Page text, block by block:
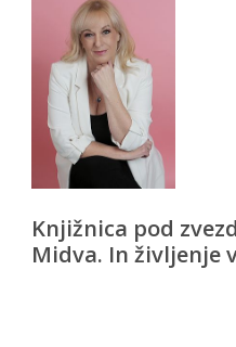
Knjižnica pod
Midva. In življenje